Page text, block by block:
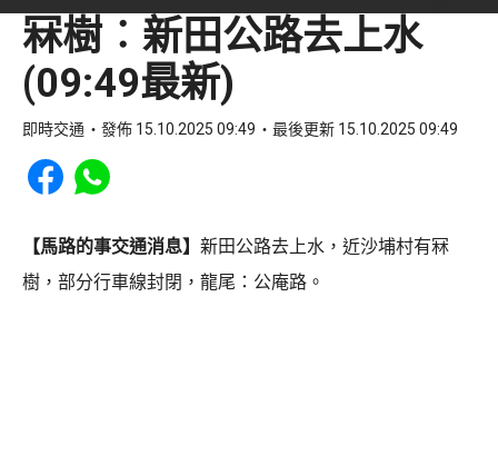
冧樹︰新田公路去上水
(09:49最新)
即時交通 發佈 15.10.2025 09:49 最後更新 15.10.2025 09:49
Share to Facebook
Share to WhatsApp
【馬路的事交通消息】 新田公路去上水，近沙埔村有冧
樹，部分行車線封閉，龍尾：公庵路。